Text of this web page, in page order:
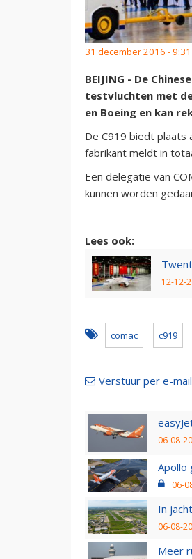
31 december 2016 -
BEIJING - De
testvluchten met
en Boeing en kan
De C919 biedt plaats
fabrikant meldt in
Een delegatie van
kunnen worden
Lees ook:
12-12-
comac c919
Verstuur per e-mail
06-08-
Apollo
06-
In
06-08-
Meer